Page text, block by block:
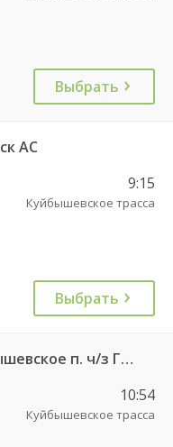
Выбрать
АС
9:15
Куйбышевское трасса
Выбрать
583 Калининград АВ — Чернышевское п. ч/з Гвардейск КДП, Черняховск АС
10:54
Куйбышевское трасса